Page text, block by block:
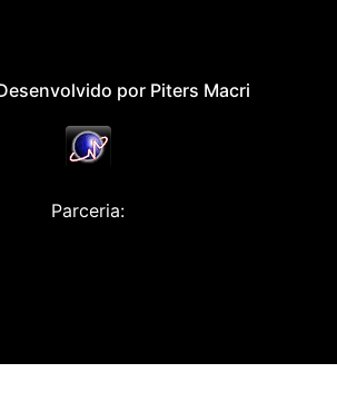
por Piters Macri
Parceria: